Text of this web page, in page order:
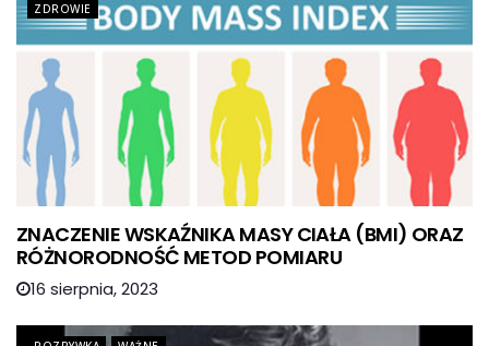
ZDROWIE
ZNACZENIE WSKAŹNIKA MASY CIAŁA (BMI) ORAZ
RÓŻNORODNOŚĆ METOD POMIARU
16 sierpnia, 2023